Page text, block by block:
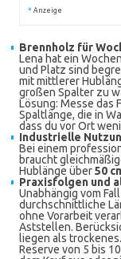
* Anzeige
Brennholz für
Lena hat ein
und Platz sind
mit mittlerer
großen Spalter zu
Lösung: Messe das
Spaltlänge, die in
dass du vor Ort
Industrielle
Bei einem
braucht
Hublänge über50
Praxisfolgen und
Unabhängig vom
durchschnittliche
ohne Vorarbeit
Aststellen.
liegen als
Reserve von 5 bis